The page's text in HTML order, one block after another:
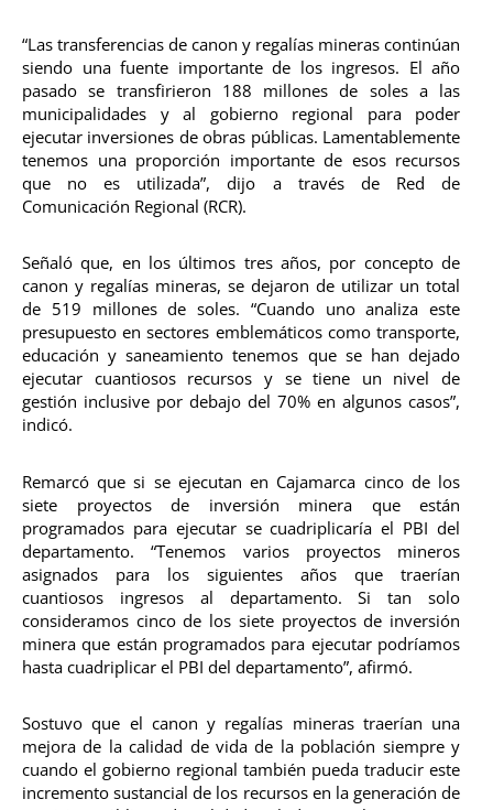
“Las transferencias de canon y regalías mineras continúan
siendo una fuente importante de los ingresos. El año
pasado se transfirieron 188 millones de soles a las
municipalidades y al gobierno regional para poder
ejecutar inversiones de obras públicas. Lamentablemente
tenemos una proporción importante de esos recursos
que no es utilizada”, dijo a través de Red de
Comunicación Regional (RCR).
Señaló que, en los últimos tres años, por concepto de
canon y regalías mineras, se dejaron de utilizar un total
de 519 millones de soles. “Cuando uno analiza este
presupuesto en sectores emblemáticos como transporte,
educación y saneamiento tenemos que se han dejado
ejecutar cuantiosos recursos y se tiene un nivel de
gestión inclusive por debajo del 70% en algunos casos”,
indicó.
Remarcó que si se ejecutan en Cajamarca cinco de los
siete proyectos de inversión minera que están
programados para ejecutar se cuadriplicaría el PBI del
departamento. “Tenemos varios proyectos mineros
asignados para los siguientes años que traerían
cuantiosos ingresos al departamento. Si tan solo
consideramos cinco de los siete proyectos de inversión
minera que están programados para ejecutar podríamos
hasta cuadriplicar el PBI del departamento”, afirmó.
Sostuvo que el canon y regalías mineras traerían una
mejora de la calidad de vida de la población siempre y
cuando el gobierno regional también pueda traducir este
incremento sustancial de los recursos en la generación de